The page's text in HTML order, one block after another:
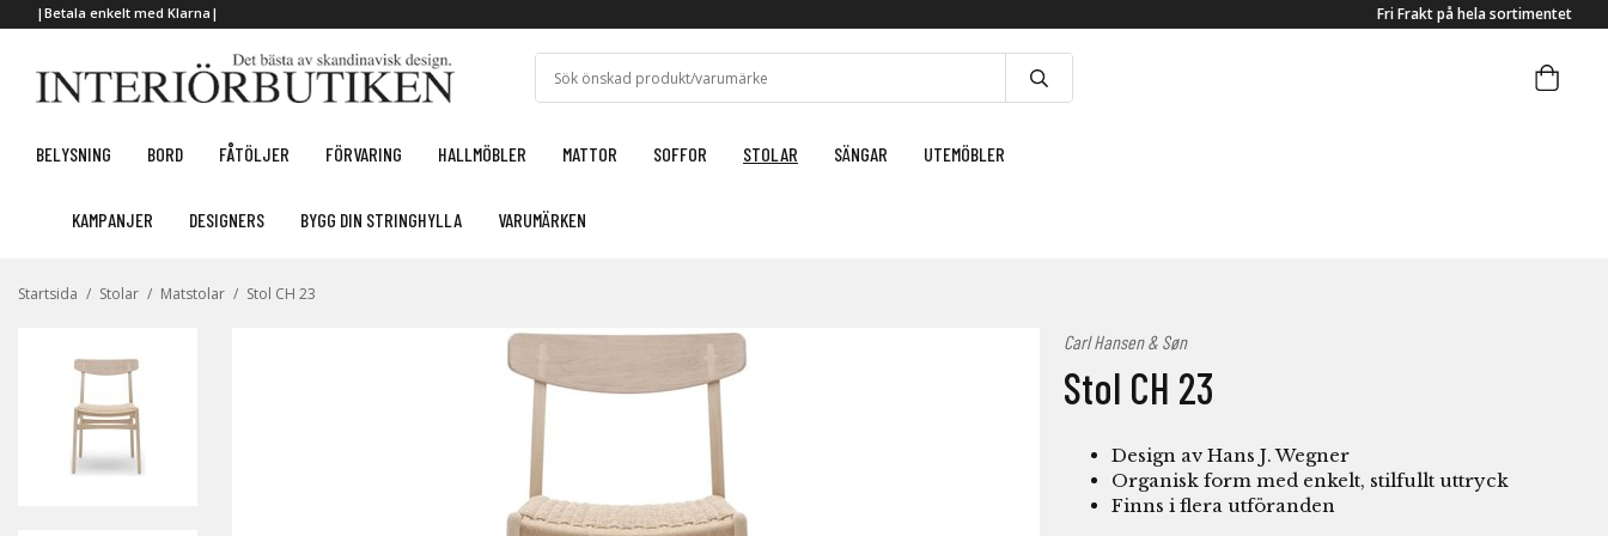
|Betala enkelt med Klarna| Fri Frakt på hela sortimentet
BELYSNING BORD FÅTÖLJER FÖRVARING HALLMÖBLER MATTOR SOFFOR STOLAR SÄNGAR UTEMÖBLER
KAMPANJER DESIGNERS BYGG DIN STRINGHYLLA VARUMÄRKEN
Startsida / Stolar / Matstolar / Stol CH 23
Carl Hansen & Søn
Stol CH 23
Design av Hans J. Wegner
Organisk form med enkelt, stilfullt uttryck
Finns i flera utföranden